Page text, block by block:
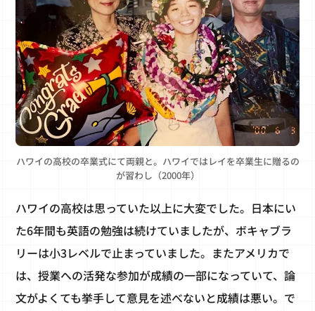
ハワイの高校の卒業式にて両親と。ハワイではレイを卒業生に贈るの
が習わし（2000年）
ハワイの高校は思っていた以上に大変でした。日本にい
た6年間も英語の勉強は続けていましたが、ボキャブラ
リーは小3レベルで止まっていました。またアメリカで
は、授業への活発な参加が成績の一部になっていて、論
文がよくても挙手して意見を述べないと成績は悪い。で